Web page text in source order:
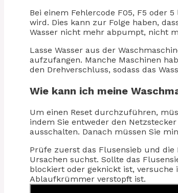
Bei einem Fehlercode F05, F5 oder
wird. Dies kann zur Folge haben,
Wasser nicht mehr abpumpt, nicht
Lasse Wasser aus der
aufzufangen. Manche Maschinen
den Drehverschluss, sodass das
Wie kann ich meine
Um einen Reset durchzuführen,
indem Sie entweder den
ausschalten. Danach müssen Sie
Prüfe zuerst das Flusensieb und
Ursachen suchst. Sollte das
blockiert oder geknickt ist, versuche
Ablaufkrümmer verstopft ist.